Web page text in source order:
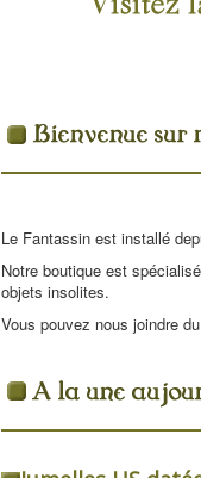
Le Fantassin est installé
Notre boutique est
objets insolites.
Vous pouvez nous joindre